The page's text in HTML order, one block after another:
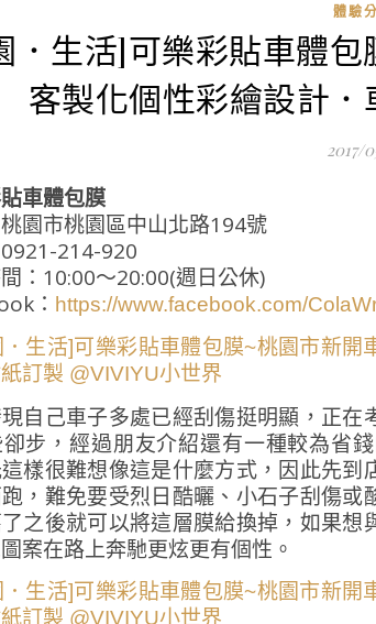
體驗
．生活]可樂彩貼車體
客製化個性彩繪設計
2017/
車體包膜
園市桃園區中山北路194號
214-920
：10:00～20:00(週日公休)
： https://www.facebook.com/
自己車子多處已經刮傷挺明顯，正在
步，經過朋友介紹還有一種較為省
樣很難想像這是什麼方式，因此先
，難免要受烈日酷曬、小石子刮傷
之後就可以將這層膜給換掉，如果
案在路上奔馳更炫更有個性。